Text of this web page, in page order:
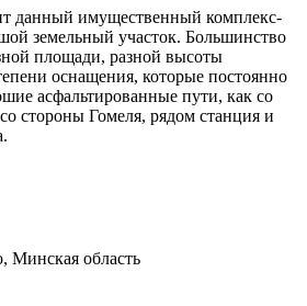
данный имущественный комплекс-
земельный участок. Большинство
площади, разной высоты
оснащения, которые постоянно
асфальтированные пути, как со
стороны Гомеля, рядом станция и
Минская область